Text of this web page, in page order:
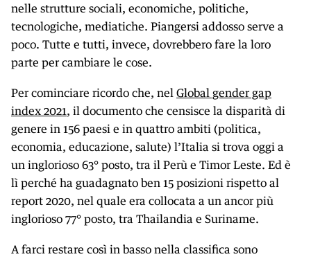
nelle strutture sociali, economiche, politiche,
tecnologiche, mediatiche. Piangersi addosso serve a
poco. Tutte e tutti, invece, dovrebbero fare la loro
parte per cambiare le cose.
Per cominciare ricordo che, nel Global gender gap
index 2021, il documento che censisce la disparità di
genere in 156 paesi e in quattro ambiti (politica,
economia, educazione, salute) l’Italia si trova oggi a
un inglorioso 63° posto, tra il Perù e Timor Leste. Ed è
lì perché ha guadagnato ben 15 posizioni rispetto al
report 2020, nel quale era collocata a un ancor più
inglorioso 77° posto, tra Thailandia e Suriname.
A farci restare così in basso nella classifica sono